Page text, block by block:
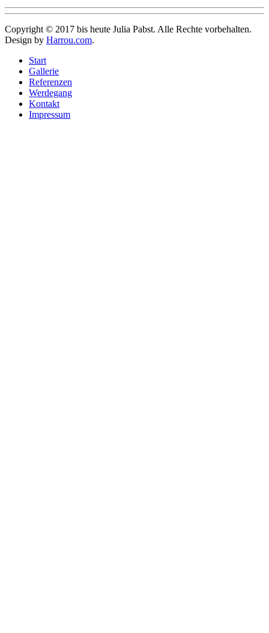
Copyright © 2017 bis heute Julia Pabst. Alle Rechte vorbehalten.
Design by Harrou.com.
Start
Gallerie
Referenzen
Werdegang
Kontakt
Impressum